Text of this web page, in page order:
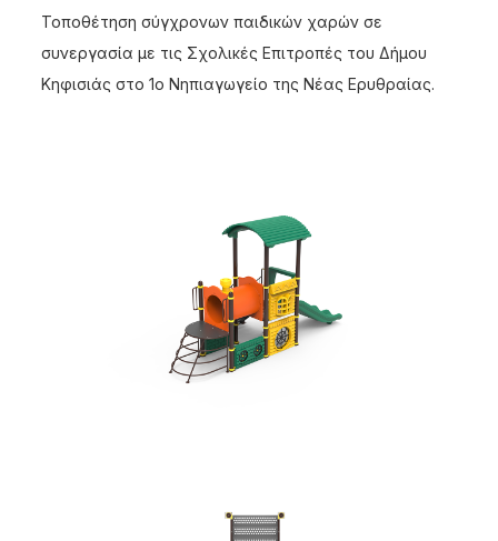
Τοποθέτηση σύγχρονων παιδικών χαρών σε
συνεργασία με τις Σχολικές Επιτροπές του Δήμου
Κηφισιάς στο 1ο Νηπιαγωγείο της Νέας Ερυθραίας.